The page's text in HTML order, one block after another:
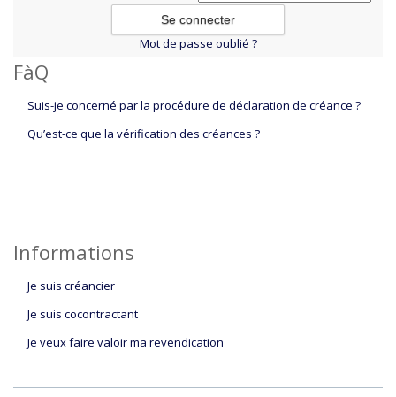
Mot de passe oublié ?
FàQ
Suis-je concerné par la procédure de déclaration de créance ?
Qu’est-ce que la vérification des créances ?
Informations
Je suis créancier
Je suis cocontractant
Je veux faire valoir ma revendication